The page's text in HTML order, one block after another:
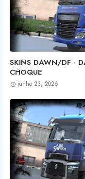
SKINS DAWN/DF -
CHOQUE
junho 23, 2026